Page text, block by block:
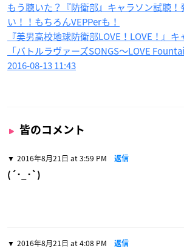
もう聴いた？『防衛部』キャラソン試聴
い！！もちろんVEPPerも！
『美男高校地球防衛部LOVE！LOVE！』
「バトルラヴァーズSONGS～LOVE
2016-08-13 11:43
皆のコメント
2016年8月21日 at 3:59 PM 返信
(´･_･`)
2016年8月21日 at 4:08 PM 返信